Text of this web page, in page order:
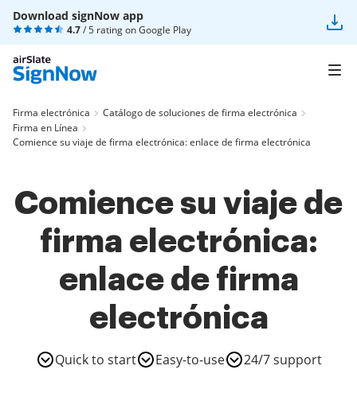
Download signNow app
4.7/ 5 rating onGoogle Play
Firma electrónica
Catálogo de soluciones de firma electrónica
Firma en Línea
Comience su viaje de firma electrónica: enlace de firma electrónica
Comience su viaje de
firma electrónica:
enlace de firma
electrónica
Quick to start Easy-to-use 24/7 support